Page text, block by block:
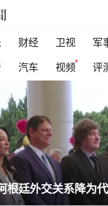
财经 卫视 军
汽车 视频 评
精干、长期潜伏的